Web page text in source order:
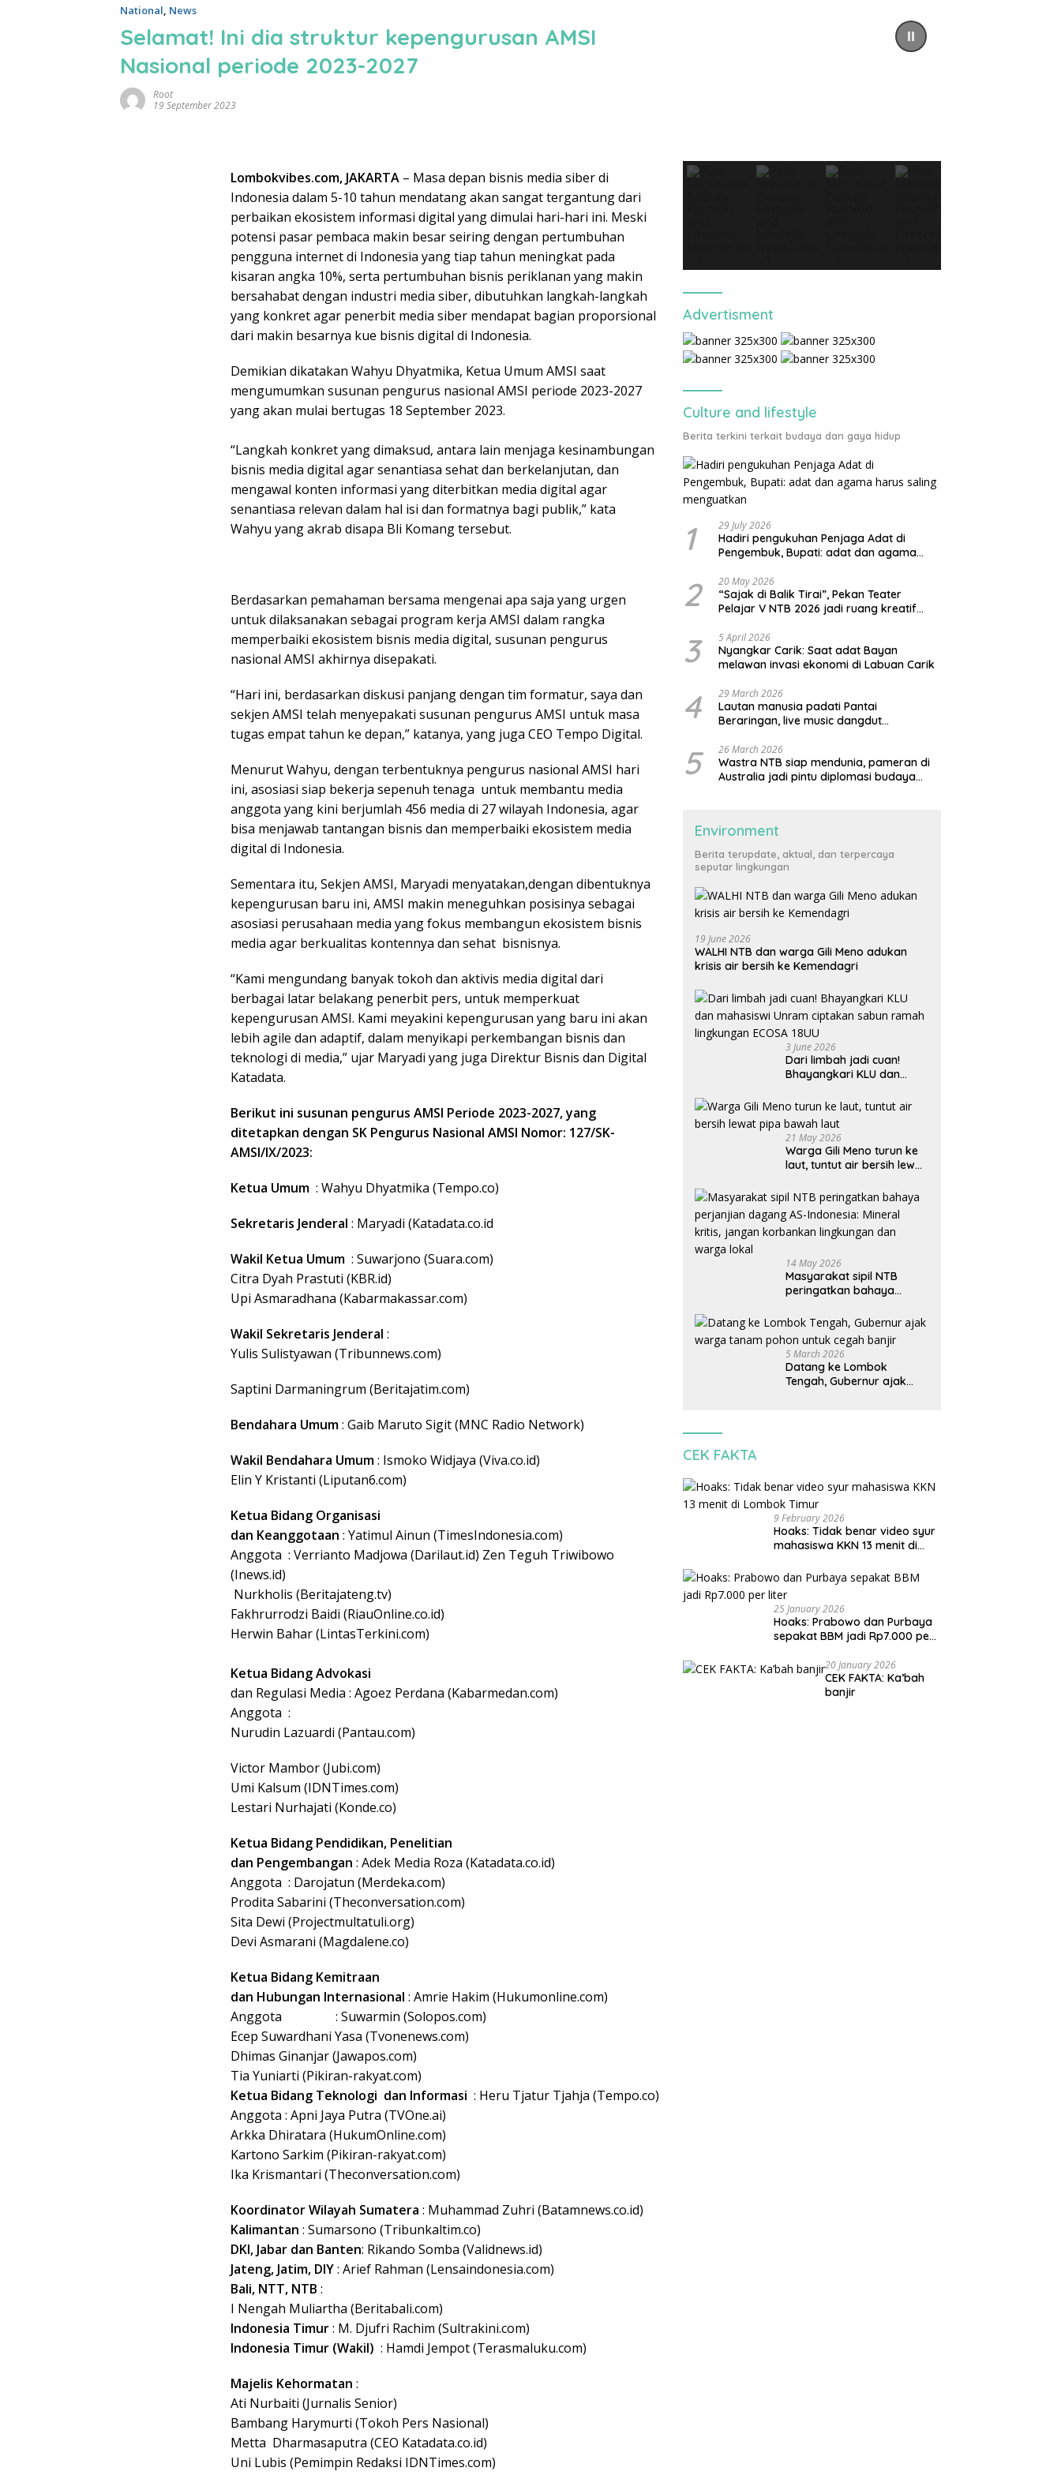
National News
Selamat! Ini dia struktur kepengurusan AMSI
Nasional periode 2023-2027
Root
19 September 2023
Lombokvibes.com, JAKARTA – Masa depan bisnis media siber di
Indonesia dalam 5-10 tahun mendatang akan sangat tergantung dari
perbaikan ekosistem informasi digital yang dimulai hari-hari ini. Meski
potensi pasar pembaca makin besar seiring dengan pertumbuhan
pengguna internet di Indonesia yang tiap tahun meningkat pada
kisaran angka 10%, serta pertumbuhan bisnis periklanan yang makin
bersahabat dengan industri media siber, dibutuhkan langkah-langkah
yang konkret agar penerbit media siber mendapat bagian proporsional
dari makin besarnya kue bisnis digital di Indonesia.
Demikian dikatakan Wahyu Dhyatmika, Ketua Umum AMSI saat
mengumumkan susunan pengurus nasional AMSI periode 2023-2027
yang akan mulai bertugas 18 September 2023.
“Langkah konkret yang dimaksud, antara lain menjaga kesinambungan
bisnis media digital agar senantiasa sehat dan berkelanjutan, dan
mengawal konten informasi yang diterbitkan media digital agar
senantiasa relevan dalam hal isi dan formatnya bagi publik,” kata
Wahyu yang akrab disapa Bli Komang tersebut.
Berdasarkan pemahaman bersama mengenai apa saja yang urgen
untuk dilaksanakan sebagai program kerja AMSI dalam rangka
memperbaiki ekosistem bisnis media digital, susunan pengurus
nasional AMSI akhirnya disepakati.
“Hari ini, berdasarkan diskusi panjang dengan tim formatur, saya dan
sekjen AMSI telah menyepakati susunan pengurus AMSI untuk masa
tugas empat tahun ke depan,” katanya, yang juga CEO Tempo Digital.
Menurut Wahyu, dengan terbentuknya pengurus nasional AMSI hari
ini, asosiasi siap bekerja sepenuh tenaga untuk membantu media
anggota yang kini berjumlah 456 media di 27 wilayah Indonesia, agar
bisa menjawab tantangan bisnis dan memperbaiki ekosistem media
digital di Indonesia.
Sementara itu, Sekjen AMSI, Maryadi menyatakan,dengan dibentuknya
kepengurusan baru ini, AMSI makin meneguhkan posisinya sebagai
asosiasi perusahaan media yang fokus membangun ekosistem bisnis
media agar berkualitas kontennya dan sehat bisnisnya.
“Kami mengundang banyak tokoh dan aktivis media digital dari
berbagai latar belakang penerbit pers, untuk memperkuat
kepengurusan AMSI. Kami meyakini kepengurusan yang baru ini akan
lebih agile dan adaptif, dalam menyikapi perkembangan bisnis dan
teknologi di media,” ujar Maryadi yang juga Direktur Bisnis dan Digital
Katadata.
Berikut ini susunan pengurus AMSI Periode 2023-2027, yang
ditetapkan dengan SK Pengurus Nasional AMSI Nomor: 127/SK-
AMSI/IX/2023:
Ketua Umum : Wahyu Dhyatmika (Tempo.co)
Sekretaris Jenderal : Maryadi (Katadata.co.id
Wakil Ketua Umum : Suwarjono (Suara.com)
Citra Dyah Prastuti (KBR.id)
Upi Asmaradhana (Kabarmakassar.com)
Wakil Sekretaris Jenderal :
Yulis Sulistyawan (Tribunnews.com)
Saptini Darmaningrum (Beritajatim.com)
Bendahara Umum: Gaib Maruto Sigit (MNC Radio Network)
Wakil Bendahara Umum: Ismoko Widjaya (Viva.co.id)
Elin Y Kristanti (Liputan6.com)
Ketua Bidang Organisasi
dan Keanggotaan : Yatimul Ainun (TimesIndonesia.com)
Anggota : Verrianto Madjowa (Darilaut.id) Zen Teguh Triwibowo
(Inews.id)
Nurkholis (Beritajateng.tv)
Fakhrurrodzi Baidi (RiauOnline.co.id)
Herwin Bahar (LintasTerkini.com)
Ketua Bidang Advokasi
dan Regulasi Media : Agoez Perdana (Kabarmedan.com)
Anggota :
Nurudin Lazuardi (Pantau.com)
Victor Mambor (Jubi.com)
Umi Kalsum (IDNTimes.com)
Lestari Nurhajati (Konde.co)
Ketua Bidang Pendidikan, Penelitian
dan Pengembangan : Adek Media Roza (Katadata.co.id)
Anggota : Darojatun (Merdeka.com)
Prodita Sabarini (Theconversation.com)
Sita Dewi (Projectmultatuli.org)
Devi Asmarani (Magdalene.co)
Ketua Bidang Kemitraan
dan Hubungan Internasional : Amrie Hakim (Hukumonline.com)
Anggota : Suwarmin (Solopos.com)
Ecep Suwardhani Yasa (Tvonenews.com)
Dhimas Ginanjar (Jawapos.com)
Tia Yuniarti (Pikiran-rakyat.com)
Ketua Bidang Teknologi dan Informasi : Heru Tjatur Tjahja (Tempo.co)
Anggota : Apni Jaya Putra (TVOne.ai)
Arkka Dhiratara (HukumOnline.com)
Kartono Sarkim (Pikiran-rakyat.com)
Ika Krismantari (Theconversation.com)
Koordinator Wilayah Sumatera : Muhammad Zuhri (Batamnews.co.id)
Kalimantan : Sumarsono (Tribunkaltim.co)
DKI, Jabar dan Banten: Rikando Somba (Validnews.id)
Jateng, Jatim, DIY: Arief Rahman (Lensaindonesia.com)
Bali, NTT, NTB :
I Nengah Muliartha (Beritabali.com)
Indonesia Timur: M. Djufri Rachim (Sultrakini.com)
Indonesia Timur (Wakil) : Hamdi Jempot (Terasmaluku.com)
Majelis Kehormatan :
Ati Nurbaiti (Jurnalis Senior)
Bambang Harymurti (Tokoh Pers Nasional)
Metta Dharmasaputra (CEO Katadata.co.id)
Uni Lubis (Pemimpin Redaksi IDNTimes.com)
Advertisment
Culture and lifestyle
Berita terkini terkait budaya dan gaya hidup
1 29 July 2026
Hadiri pengukuhan Penjaga Adat di
Pengembuk, Bupati: adat dan agama
2 20 May 2026
“Sajak di Balik Tirai”, Pekan Teater
Pelajar V NTB 2026 jadi ruang kreatif
3 5 April 2026
Nyangkar Carik: Saat adat Bayan
melawan invasi ekonomi di Labuan Carik
4 29 March 2026
Lautan manusia padati Pantai
Beraringan, live music dangdut
KLU
5 26 March 2026
Wastra NTB siap mendunia, pameran di
Australia jadi pintu diplomasi budaya
Environment
Berita terupdate, aktual, dan terpercaya
seputar lingkungan
19 June 2026
WALHI NTB dan warga Gili Meno adukan
krisis air bersih ke Kemendagri
3 June 2026
Dari limbah jadi cuan!
Bhayangkari KLU dan
sabun ramah lingkungan
ECOSA 18UU
21 May 2026
Warga Gili Meno turun ke
laut, tuntut air bersih lewat
14 May 2026
Masyarakat sipil NTB
peringatkan bahaya
Indonesia: Mineral kritis,
jangan korbankan
lingkungan dan warga
lokal
5 March 2026
Datang ke Lombok
Tengah, Gubernur ajak
CEK FAKTA
9 February 2026
Hoaks: Tidak benar video syur
mahasiswa KKN 13 menit di
25 January 2026
Hoaks: Prabowo dan Purbaya
sepakat BBM jadi Rp7.000 per
20 January 2026
CEK FAKTA: Ka’bah
banjir